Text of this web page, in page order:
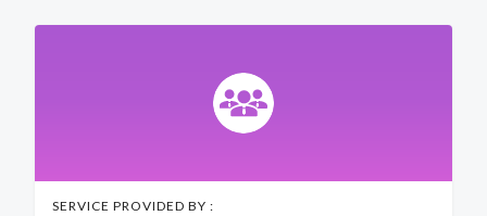
SERVICE PROVIDED BY :